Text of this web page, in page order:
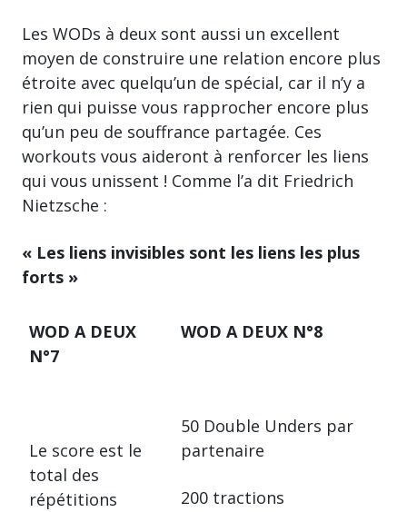
Les WODs à deux sont aussi un excellent
moyen de construire une relation encore plus
étroite avec quelqu’un de spécial, car il n’y a
rien qui puisse vous rapprocher encore plus
qu’un peu de souffrance partagée. Ces
workouts vous aideront à renforcer les liens
qui vous unissent ! Comme l’a dit Friedrich
Nietzsche :
« Les liens invisibles sont les liens les plus
forts »
WOD A DEUX
N°7
Le score est le
total des
répétitions
WOD A DEUX N°8
50 Double Unders par
partenaire
200 tractions